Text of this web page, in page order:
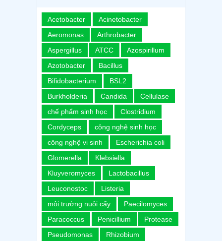
Acetobacter
Acinetobacter
Aeromonas
Arthrobacter
Aspergillus
ATCC
Azospirillum
Azotobacter
Bacillus
Bifidobacterium
BSL2
Burkholderia
Candida
Cellulase
chế phẩm sinh học
Clostridium
Cordyceps
công nghệ sinh học
công nghệ vi sinh
Escherichia coli
Glomerella
Klebsiella
Kluyveromyces
Lactobacillus
Leuconostoc
Listeria
môi trường nuôi cấy
Paecilomyces
Paracoccus
Penicillium
Protease
Pseudomonas
Rhizobium